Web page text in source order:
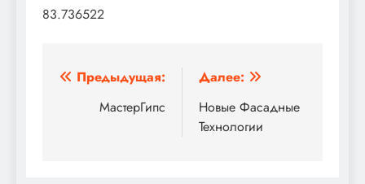
83.736522
Навигация
Предыдущая:
МастерГипс
Далее:
Новые Фасадные
Технологии